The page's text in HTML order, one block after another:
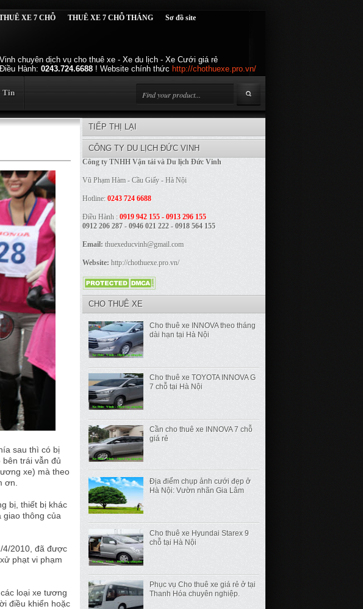
XE 7 CHỖ THUÊ XE 7 CHỖ THÁNG Sơ đồ site
chuyên dịch vụ cho thuê xe - Xe du lịch - Xe Cưới giá rẻ
Hành: 0243.724.6688 ! Website chính thức http://chothuexe.pro.vn/
Tin
sau thì có bị
trái vẫn đủ
xe) mà theo
ơn.
bị, thiết bị khác
giao thông của
4/2010, đã được
phạt vi phạm
loại xe tương
điều khiển hoặc
TIẾP THỊ LẠI
CÔNG TY DU LỊCH ĐỨC VINH
Công ty TNHH Vận tải và Du lịch Đức Vinh
Vũ Phạm Hàm - Cầu Giấy - Hà Nội
Hotline: 0243 724 6688
Điều Hành : 0919 942 155 - 0913 296 155
0912 206 287 - 0946 021 222 - 0918 564 155
Email: thuexeducvinh@gmail.com
Website: http://chothuexe.pro.vn/
CHO THUÊ XE
Cho thuê xe INNOVA theo tháng
dài hạn tại Hà Nội
Cho thuê xe TOYOTA INNOVA G
7 chỗ tại Hà Nội
Cần cho thuê xe INNOVA 7 chỗ
giá rẻ
Địa điểm chụp ảnh cưới đẹp ở
Hà Nội: Vườn nhãn Gia Lâm
Cho thuê xe Hyundai Starex 9
chỗ tại Hà Nội
Phục vụ Cho thuê xe giá rẻ ở tại
Thanh Hóa chuyên nghiệp.